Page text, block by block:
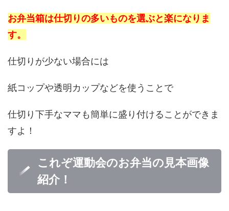
お弁当箱は仕切りの多いものを選ぶと楽になりま
す。
仕切りが少ない場合には
紙コップや透明カップなどを使うことで
仕切り下手なママも簡単に盛り付けることができま
すよ！
これぞ運動会のお弁当の見本画像
紹介！